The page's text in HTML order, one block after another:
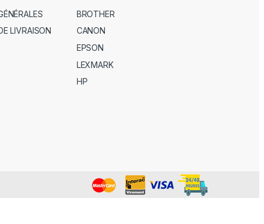
LIVRAISON
BROTHER
CANON
EPSON
LEXMARK
HP